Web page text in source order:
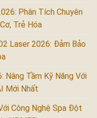
Phân Tích Chuyên
Trẻ Hóa
Laser 2026: Đảm Bảo
Nâng Tầm Kỹ Năng Với
Mới Nhất
Công Nghệ Spa Đột